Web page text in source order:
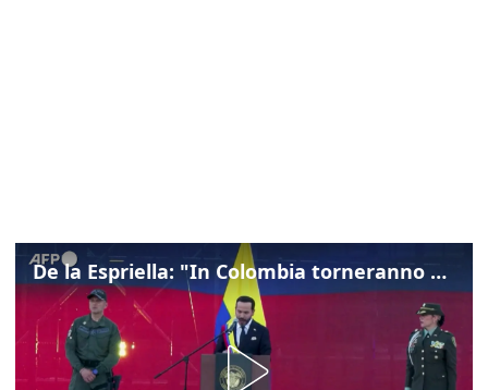
De la Espriella: "In Colombia torneranno ordine, autorità e libertà"